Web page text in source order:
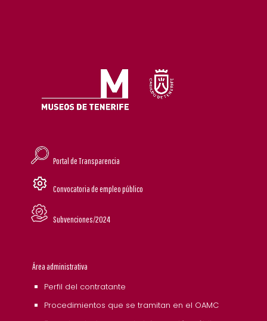
Portal de Transparencia
Convocatoria de empleo público
Subvenciones/2024
Área administrativa
Perfil del contratante
Procedimientos que se tramitan en el OAMC